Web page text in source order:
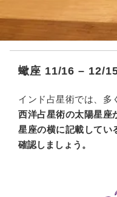
蠍座 11/16 – 12/
インド占星術では、多
西洋占星術の太陽星座
星座の横に記載してい
確認しましょう。